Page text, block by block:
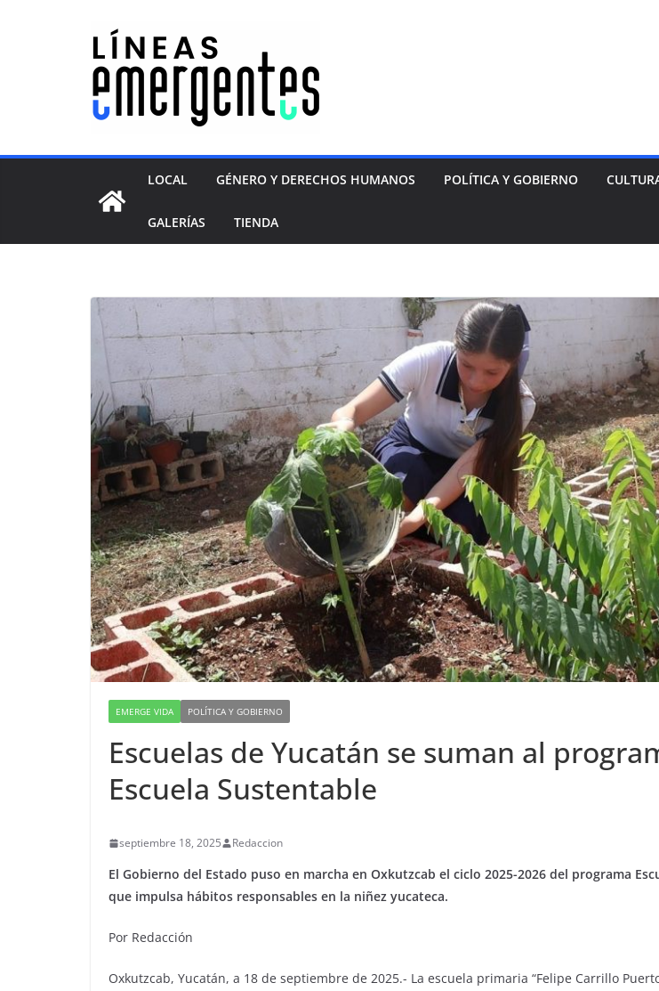
LOCAL GÉNERO Y DERECHOS HUMANOS POLÍTICA Y GOBIERNO
GALERÍAS TIENDA
EMERGE VIDA POLÍTICA Y GOBIERNO
Escuelas de Yucatán se suman al
Escuela Sustentable
septiembre 18, 2025 Redaccion
El Gobierno del Estado puso en marcha en Oxkutzcab el ciclo 2025-2026 del programa
que impulsa hábitos responsables en la niñez yucateca.
Por Redacción
Oxkutzcab, Yucatán, a 18 de septiembre de 2025.- La escuela primaria “Felipe Carrillo